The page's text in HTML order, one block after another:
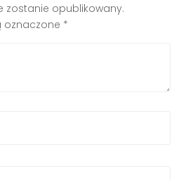
zostanie opublikowany.
oznaczone *